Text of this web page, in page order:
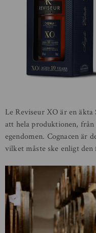
Le Reviseur XO är en
att hela produktionen,
egendomen. Cognacen är
vilket måste ske enligt den